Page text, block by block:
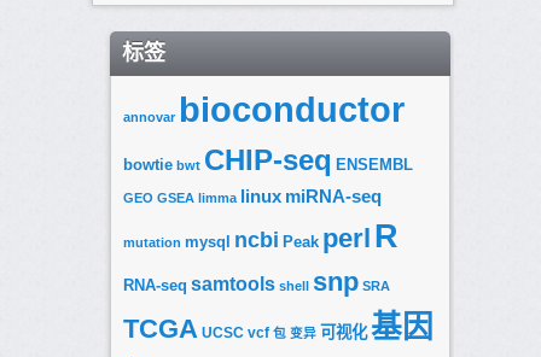
标签
annovar bioconductor
bowtie bwt CHIP-seq ENSEMBL
GEO GSEA limma linux miRNA-seq
mutation mysql ncbi Peak perl R
RNA-seq samtools shell snp SRA
TCGA UCSC vcf 包 变异 可视化 基因